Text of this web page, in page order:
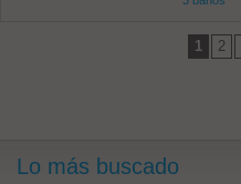
1 2
Lo más buscado